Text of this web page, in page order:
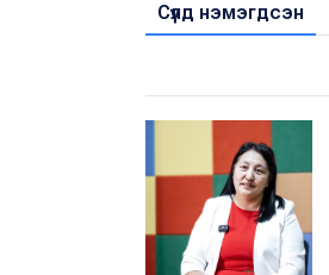
Сүүлд нэмэгдсэн